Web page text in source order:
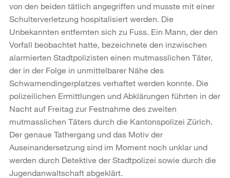
von den beiden tätlich angegriffen und musste mit einer
Schulterverletzung hospitalisiert werden. Die
Unbekannten entfernten sich zu Fuss. Ein Mann, der den
Vorfall beobachtet hatte, bezeichnete den inzwischen
alarmierten Stadtpolizisten einen mutmasslichen Täter,
der in der Folge in unmittelbarer Nähe des
Schwamendingerplatzes verhaftet werden konnte. Die
polizeilichen Ermittlungen und Abklärungen führten in der
Nacht auf Freitag zur Festnahme des zweiten
mutmasslichen Täters durch die Kantonspolizei Zürich.
Der genaue Tathergang und das Motiv der
Auseinandersetzung sind im Moment noch unklar und
werden durch Detektive der Stadtpolizei sowie durch die
Jugendanwaltschaft abgeklärt.